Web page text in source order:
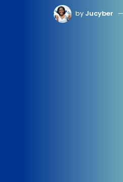
by Jucyber